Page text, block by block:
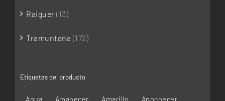
Raiguer (13)
Tramuntana (172)
Etiquetas del producto
Agua Amanecer Amarillo Anochecer